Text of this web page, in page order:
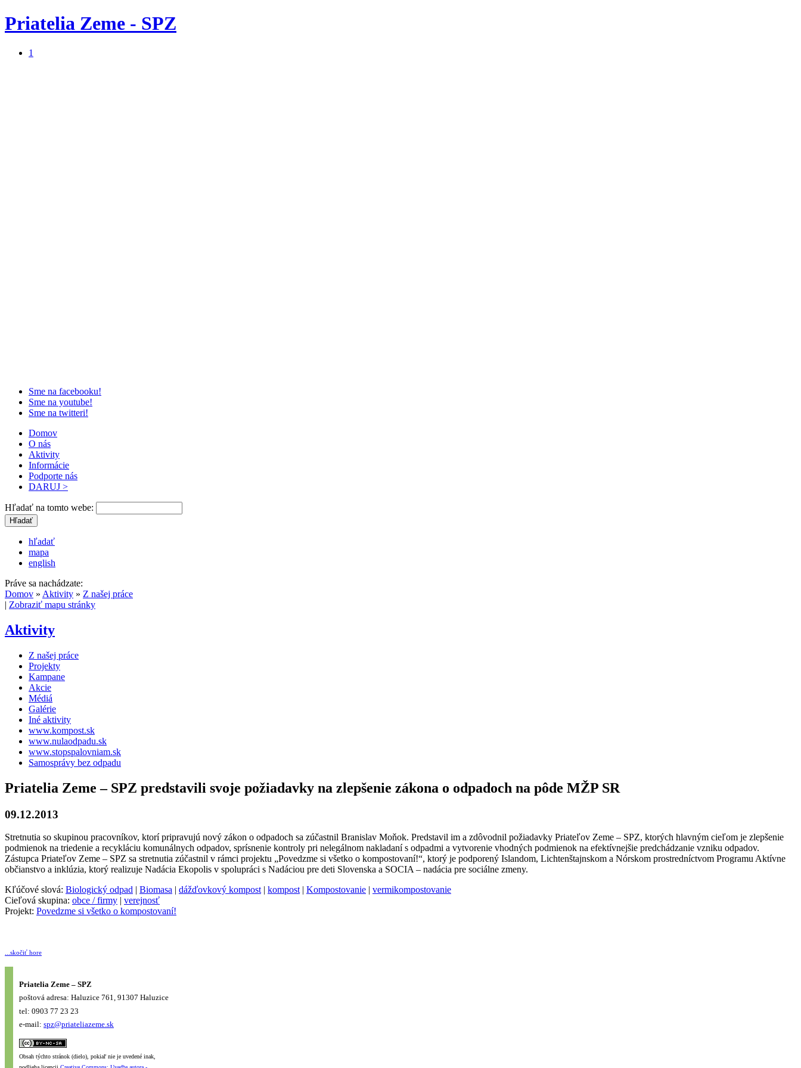
Priatelia Zeme - SPZ
1
Sme na facebooku!
Sme na youtube!
Sme na twitteri!
Domov
O nás
Aktivity
Informácie
Podporte nás
DARUJ >
Hľadať na tomto webe:
hľadať
mapa
english
Práve sa nachádzate:
Domov » Aktivity » Z našej práce
| Zobraziť mapu stránky
Aktivity
Z našej práce
Projekty
Kampane
Akcie
Médiá
Galérie
Iné aktivity
www.kompost.sk
www.nulaodpadu.sk
www.stopspalovniam.sk
Samosprávy bez odpadu
Priatelia Zeme – SPZ predstavili svoje požiadavky na zlepšenie zákona o odpadoch na pôde MŽP SR
09.12.2013
Stretnutia so skupinou pracovníkov, ktorí pripravujú nový zákon o odpadoch sa zúčastnil Branislav Moňok. Predstavil im a zdôvodnil požiadavky Priateľov Zeme – SPZ, ktorých hlavným cieľom je zlepšenie
podmienok na triedenie a recykláciu komunálnych odpadov, sprísnenie kontroly pri nelegálnom nakladaní s odpadmi a vytvorenie vhodných podmienok na efektívnejšie predchádzanie vzniku odpadov.
Zástupca Priateľov Zeme – SPZ sa stretnutia zúčastnil v rámci projektu „Povedzme si všetko o kompostovaní!“, ktorý je podporený Islandom, Lichtenštajnskom a Nórskom prostredníctvom Programu Aktívne
občianstvo a inklúzia, ktorý realizuje Nadácia Ekopolis v spolupráci s Nadáciou pre deti Slovenska a SOCIA – nadácia pre sociálne zmeny.
Kľúčové slová: Biologický odpad | Biomasa | dážďovkový kompost | kompost | Kompostovanie | vermikompostovanie
Cieľová skupina: obce / firmy | verejnosť
Projekt: Povedzme si všetko o kompostovaní!
...skočiť hore
Priatelia Zeme – SPZ
poštová adresa: Haluzice 761, 91307 Haluzice
tel: 0903 77 23 23
e-mail: spz@priateliazeme.sk
Obsah týchto stránok (dielo), pokiaľ nie je uvedené inak,